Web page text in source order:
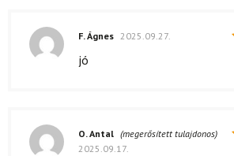
F. Ágnes 2025.09.27.
jó
O. Antal (megerősített tulajdonos)
2025.09.17.